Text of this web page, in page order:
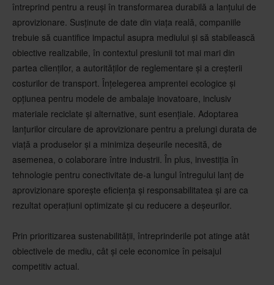
întreprind pentru a reuși în transformarea durabilă a lanțului de
aprovizionare. Susținute de date din viața reală, companiile
trebuie să cuantifice impactul asupra mediului și să stabilească
obiective realizabile, în contextul presiunii tot mai mari din
partea clienților, a autorităților de reglementare și a creșterii
costurilor de transport. Înțelegerea amprentei ecologice și
opțiunea pentru modele de ambalaje inovatoare, inclusiv
materiale reciclate și alternative, sunt esențiale. Adoptarea
lanțurilor circulare de aprovizionare pentru a prelungi durata de
viață a produselor și a minimiza deșeurile necesită, de
asemenea, o colaborare între industrii. În plus, investiția în
tehnologie pentru conectivitate de-a lungul întregului lanț de
aprovizionare sporește eficiența și responsabilitatea și are ca
rezultat operațiuni optimizate și cu reducere a deșeurilor.
Prin prioritizarea sustenabilității, întreprinderile pot atinge atât
obiectivele de mediu, cât și cele economice în peisajul
competitiv actual.